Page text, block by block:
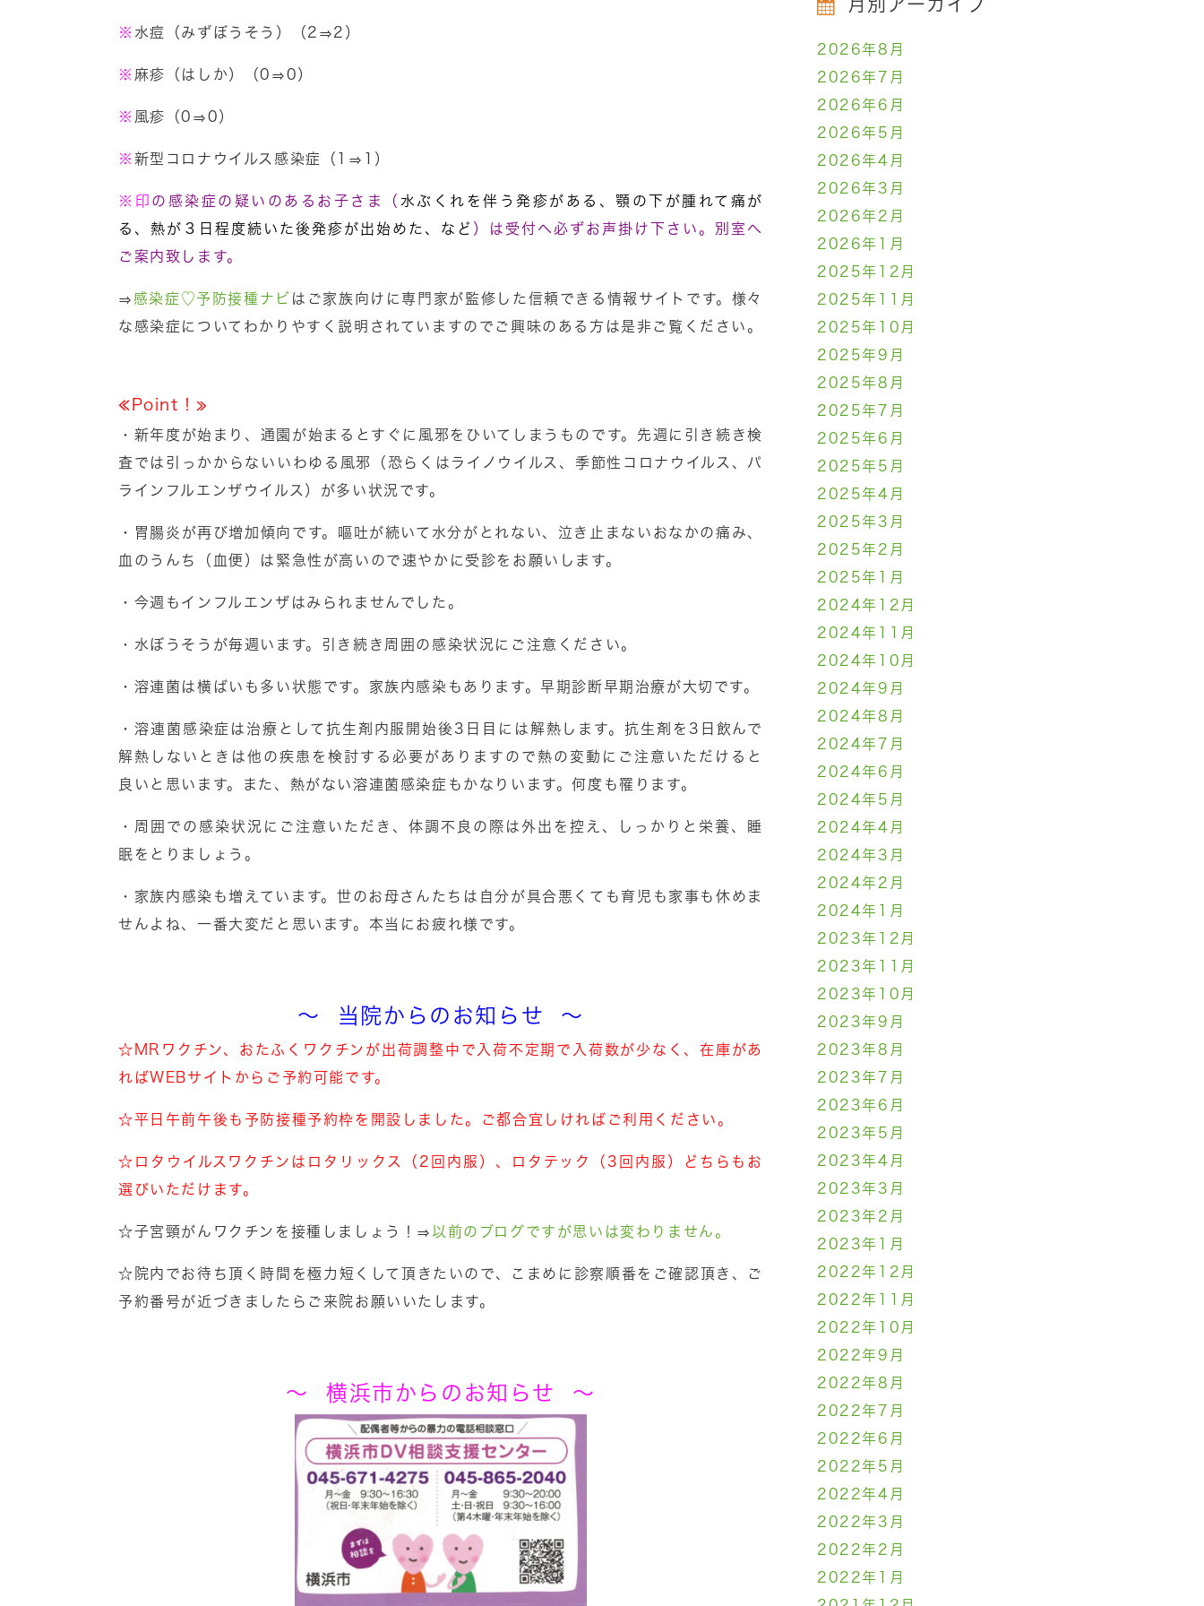
※ 水痘（みずぼうそう）（2⇒2）
※ 麻疹（はしか）（0⇒0）
※ 風疹（0⇒0）
※ 新型コロナウイルス感染症（1⇒1）
※ 印 の感染症の疑いのあるお子さま（ 水ぶくれを伴う発疹がある、顎の下が腫れて痛が
る、熱が３日程度続いた後発疹が出始めた、など ）は受付へ必ずお声掛け下さい。別室へ
ご案内致します。
⇒ 感染症♡予防接種ナビ はご家族向けに専門家が監修した信頼できる情報サイトです。様々
な感染症についてわかりやすく説明されていますのでご興味のある方は是非ご覧ください。
≪Point！≫
・新年度が始まり、通園が始まるとすぐに風邪をひいてしまうものです。先週に引き続き検
査では引っかからないいわゆる風邪（恐らくはライノウイルス、季節性コロナウイルス、パ
ラインフルエンザウイルス）が多い状況です。
・胃腸炎が再び増加傾向です。嘔吐が続いて水分がとれない、泣き止まないおなかの痛み、
血のうんち（血便）は緊急性が高いので速やかに受診をお願いします。
・今週もインフルエンザはみられませんでした。
・水ぼうそうが毎週います。引き続き周囲の感染状況にご注意ください。
・溶連菌は横ばいも多い状態です。家族内感染もあります。早期診断早期治療が大切です。
・溶連菌感染症は治療として抗生剤内服開始後3日目には解熱します。抗生剤を3日飲んで
解熱しないときは他の疾患を検討する必要がありますので熱の変動にご注意いただけると
良いと思います。また、熱がない溶連菌感染症もかなりいます。何度も罹ります。
・周囲での感染状況にご注意いただき、体調不良の際は外出を控え、しっかりと栄養、睡
眠をとりましょう。
・家族内感染も増えています。世のお母さんたちは自分が具合悪くても育児も家事も休めま
せんよね、一番大変だと思います。本当にお疲れ様です。
～ 当院からのお知らせ ～
☆MRワクチン、おたふくワクチンが出荷調整中で入荷不定期で入荷数が少なく、在庫があ
ればWEBサイトからご予約可能です。
☆平日午前午後も予防接種予約枠を開設しました。ご都合宜しければご利用ください。
☆ロタウイルスワクチンはロタリックス（2回内服）、ロタテック（3回内服）どちらもお
選びいただけます。
☆子宮頸がんワクチンを接種しましょう！⇒ 以前のブログですが思いは変わりません。
☆院内でお待ち頂く時間を極力短くして頂きたいので、こまめに診察順番をご確認頂き、ご
予約番号が近づきましたらご来院お願いいたします。
～ 横浜市からのお知らせ ～
月別アーカイブ
2026年8月
2026年7月
2026年6月
2026年5月
2026年4月
2026年3月
2026年2月
2026年1月
2025年12月
2025年11月
2025年10月
2025年9月
2025年8月
2025年7月
2025年6月
2025年5月
2025年4月
2025年3月
2025年2月
2025年1月
2024年12月
2024年11月
2024年10月
2024年9月
2024年8月
2024年7月
2024年6月
2024年5月
2024年4月
2024年3月
2024年2月
2024年1月
2023年12月
2023年11月
2023年10月
2023年9月
2023年8月
2023年7月
2023年6月
2023年5月
2023年4月
2023年3月
2023年2月
2023年1月
2022年12月
2022年11月
2022年10月
2022年9月
2022年8月
2022年7月
2022年6月
2022年5月
2022年4月
2022年3月
2022年2月
2022年1月